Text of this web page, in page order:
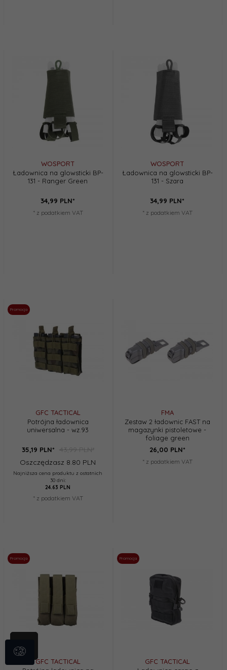
WOSPORT
Ładownica na glowsticki BP-
131 - Ranger Green
34,99 PLN*
* z podatkiem VAT
WOSPORT
Ładownica na glowsticki BP-
131 - Szara
34,99 PLN*
* z podatkiem VAT
Promocja
GFC TACTICAL
Potrójna ładownica
uniwersalna - wz.93
35,19 PLN*
43,99 PLN*
Oszczędzasz 8.80 PLN
Najniższa cena produktu z ostatnich
30 dni:
24.63 PLN
* z podatkiem VAT
FMA
Zestaw 2 ładownic FAST na
magazynki pistoletowe -
foliage green
26,00 PLN*
* z podatkiem VAT
Promocja
GFC TACTICAL
Promocja
GFC TACTICAL